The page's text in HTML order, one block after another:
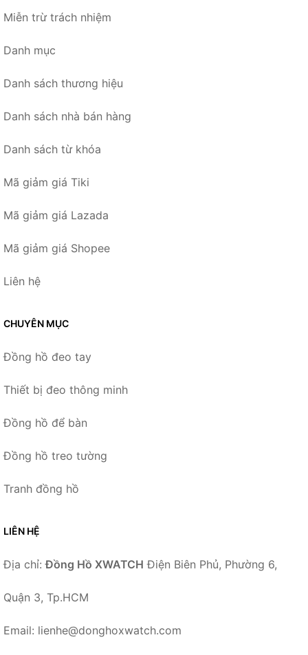
Miễn trừ trách nhiệm
Danh mục
Danh sách thương hiệu
Danh sách nhà bán hàng
Danh sách từ khóa
Mã giảm giá Tiki
Mã giảm giá Lazada
Mã giảm giá Shopee
Liên hệ
CHUYÊN MỤC
Đồng hồ đeo tay
Thiết bị đeo thông minh
Đồng hồ để bàn
Đồng hồ treo tường
Tranh đồng hồ
LIÊN HỆ
Địa chỉ:Đồng Hồ XWATCH Điện Biên Phủ, Phường 6,
Quận 3, Tp.HCM
Email: lienhe@donghoxwatch.com